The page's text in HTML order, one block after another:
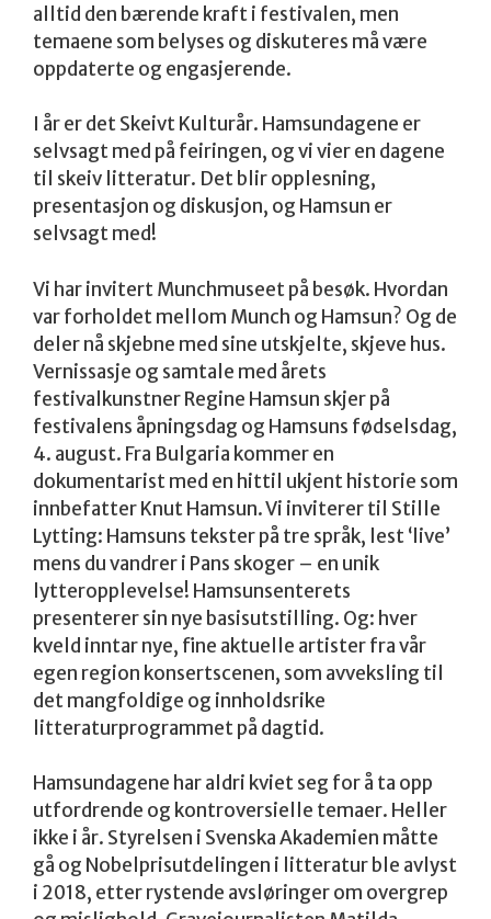
alltid den bærende kraft i festivalen, men
temaene som belyses og diskuteres må være
oppdaterte og engasjerende.
I år er det Skeivt Kulturår. Hamsundagene er
selvsagt med på feiringen, og vi vier en dagene
til skeiv litteratur. Det blir opplesning,
presentasjon og diskusjon, og Hamsun er
selvsagt med!
Vi har invitert Munchmuseet på besøk. Hvordan
var forholdet mellom Munch og Hamsun? Og de
deler nå skjebne med sine utskjelte, skjeve hus.
Vernissasje og samtale med årets
festivalkunstner Regine Hamsun skjer på
festivalens åpningsdag og Hamsuns fødselsdag,
4. august. Fra Bulgaria kommer en
dokumentarist med en hittil ukjent historie som
innbefatter Knut Hamsun. Vi inviterer til Stille
Lytting: Hamsuns tekster på tre språk, lest ‘live’
mens du vandrer i Pans skoger – en unik
lytteropplevelse! Hamsunsenterets
presenterer sin nye basisutstilling. Og: hver
kveld inntar nye, fine aktuelle artister fra vår
egen region konsertscenen, som avveksling til
det mangfoldige og innholdsrike
litteraturprogrammet på dagtid.
Hamsundagene har aldri kviet seg for å ta opp
utfordrende og kontroversielle temaer. Heller
ikke i år. Styrelsen i Svenska Akademien måtte
gå og Nobelprisutdelingen i litteratur ble avlyst
i 2018, etter rystende avsløringer om overgrep